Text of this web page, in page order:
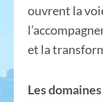
ouvrent la
et la
Les